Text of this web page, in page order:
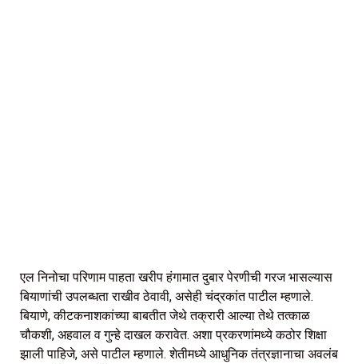
एल निनोचा परिणाम पाहता खरीप हंगामात दुबार पेरणीची गरज भासल्यास
बियाणांची उपलब्धता राखीव ठेवावी, असेही चंद्रकांत पाटील म्हणाले.
बियाणे, कीटकनाशकांच्या बाबतीत जेथे तक्रारी आल्या तेथे तत्काळ
चौकशी, अहवाल व गुन्हे दाखल करावेत. अशा प्रकरणांमध्ये कठोर शिक्षा
झाली पाहिजे, असे पाटील म्हणाले. शेतीमध्ये आधुनिक तंत्रज्ञानाचा अवलंब